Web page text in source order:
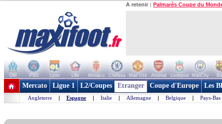
A retenir : Palmarès Coupe du
OM PSG Lyon Lille Monaco Chelsea Man Utd Arsenal Liverpool ManCity
+ de clubs
Mercato Ligue 1 L2/Coupes Etranger Coupe d'Europe Les
Angleterre | Espagne | Italie | Allemagne | Belgique | Pays-Bas